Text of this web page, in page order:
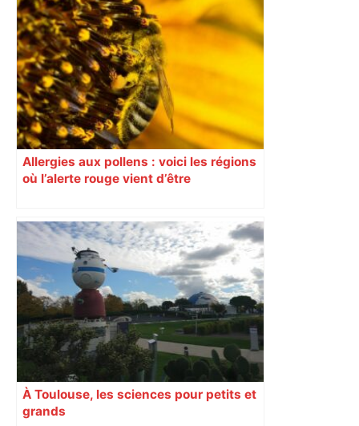
Allergies aux pollens : voici les régions
où l’alerte rouge vient d’être
À Toulouse, les sciences pour petits et
grands